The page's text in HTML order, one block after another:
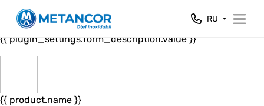
Close
{{ plugin_settings.form_header.value }}
{{ plugin_settings.form_description.value }}
{{ product.name }}
RU